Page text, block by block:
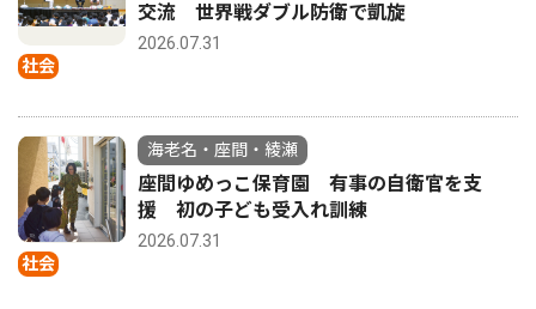
社会
交流 世界戦ダブル防衛で凱旋
2026.07.31
社会
海老名・座間・綾瀬
座間ゆめっこ保育園 有事の自衛官を支
援 初の子ども受入れ訓練
2026.07.31